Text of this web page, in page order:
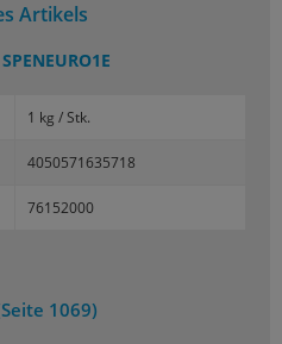
Artikels
SPENEURO1E
1 kg / Stk.
4050571635718
76152000
1069)